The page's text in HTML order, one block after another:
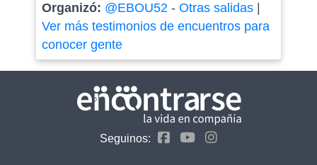
Organizó: @EBOU52- Otras salidas|
Ver más testimonios de encuentros para
conocer gente
Seguinos: